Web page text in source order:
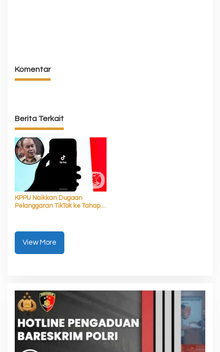
Komentar
Berita Terkait
KPPU Naikkan Dugaan
Pelanggaran TikTok ke Tahap
View More